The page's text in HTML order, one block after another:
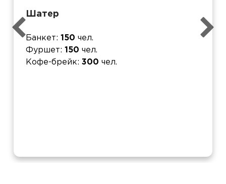
Шатер
Банкет 150 чел.
Фуршет
150 чел.
Кофе-брейк
300 чел.